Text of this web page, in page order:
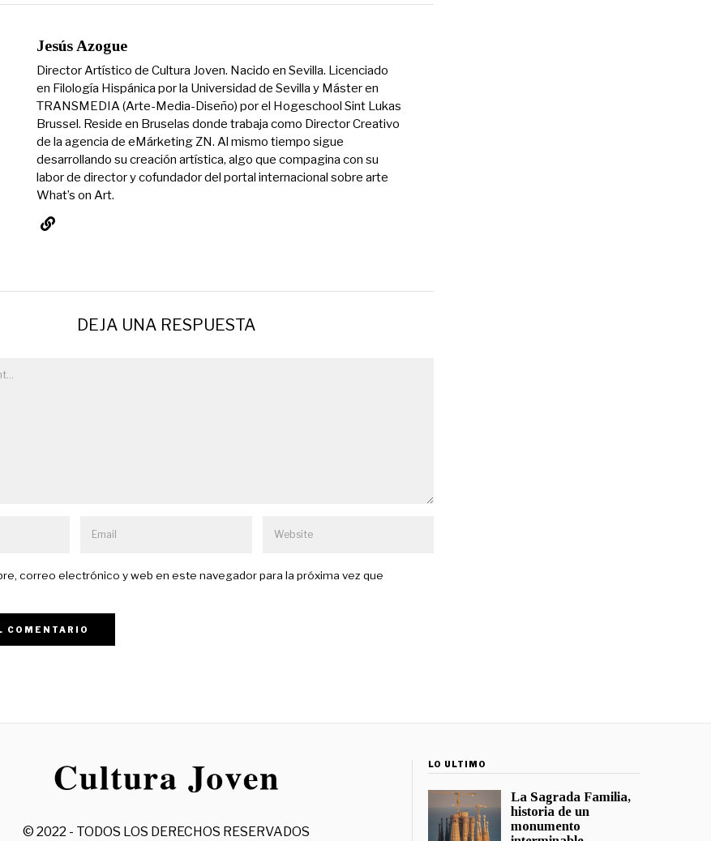
Jesús Azogue
Director Artístico de Cultura Joven. Nacido en Sevilla. Licenciado
en Filología Hispánica por la Universidad de Sevilla y Máster en
TRANSMEDIA (Arte-Media-Diseño) por el Hogeschool Sint Lukas
Brussel. Reside en Bruselas donde trabaja como Director Creativo
de la agencia de eMárketing ZN. Al mismo tiempo sigue
desarrollando su creación artística, algo que compagina con su
labor de director y cofundador del portal internacional sobre arte
What’s on Art.
DEJA UNA RESPUESTA
correo electrónico y web en este navegador para la próxima vez que
© 2022 - TODOS LOS DERECHOS RESERVADOS
LO ÚLTIMO
La Sagrada Familia,
historia de un
monumento